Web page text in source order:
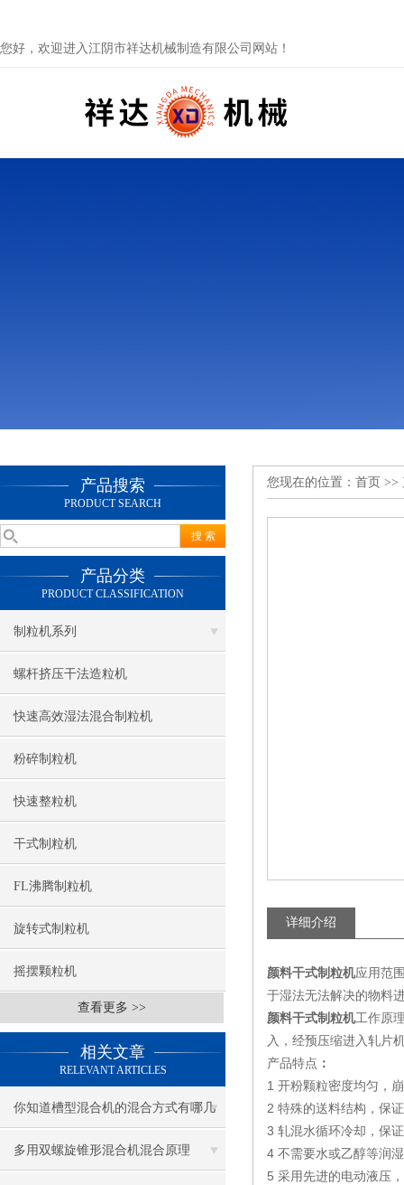
您好，欢迎进入江阴市祥达机械制造有限公司网站！
产品搜索
PRODUCT SEARCH
产品分类
PRODUCT CLASSIFICATION
制粒机系列
螺杆挤压干法造粒机
快速高效湿法混合制粒机
粉碎制粒机
快速整粒机
干式制粒机
FL沸腾制粒机
旋转式制粒机
摇摆颗粒机
查看更多 >>
相关文章
RELEVANT ARTICLES
你知道槽型混合机的混合方式有哪几
种吗？
多用双螺旋锥形混合机混合原理
您现在的位置： 首页 >>
详细介绍
颜料干式制粒机应用范
于湿法无法解决的物料
颜料干式制粒机工作原
入，经预压缩进入轧片
产品特点 ：
1 开粉颗粒密度均匀，
2 特殊的送料结构，保
3 轧混水循环冷却，保
4 不需要水或乙醇等润
5 采用先进的电动液压